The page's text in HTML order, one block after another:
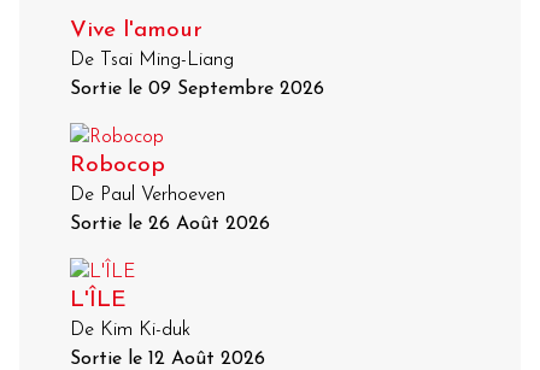
Vive l'amour
De Tsai Ming-Liang
Sortie le 09 Septembre 2026
Robocop
De Paul Verhoeven
Sortie le 26 Août 2026
L'ÎLE
De Kim Ki-duk
Sortie le 12 Août 2026